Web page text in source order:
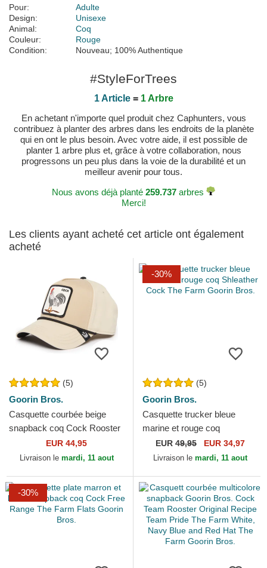
Pour:
Adulte
Design:
Unisexe
Animal:
Coq
Couleur:
Rouge
Condition:
Nouveau; 100% Authentique
#StyleForTrees
1 Article= 1 Arbre
En achetant n'importe quel produit chez Caphunters, vous
contribuez à planter des arbres dans les endroits de la planète
qui en ont le plus besoin. Avec votre aide, il est possible de
planter 1 arbre plus et, grâce à votre collaboration, nous
progressons un peu plus dans la voie de la durabilité et un
meilleur avenir pour tous.
Nous avons déjà planté 259.737 arbres
Merci!
Les clients ayant acheté cet article ont également
acheté
(5)
Goorin Bros.
Casquette courbée beige
snapback coq Cock Rooster
100 The Farm All Over
Canvas Goorin Bros.
EUR 44,95
Livraison le mardi, 11 aout
-30%
(5)
Goorin Bros.
Casquette trucker bleue
marine et rouge coq
Shleather Cock The Farm
Goorin Bros.
EUR 49,95 EUR 34,97
Livraison le mardi, 11 aout
-30%